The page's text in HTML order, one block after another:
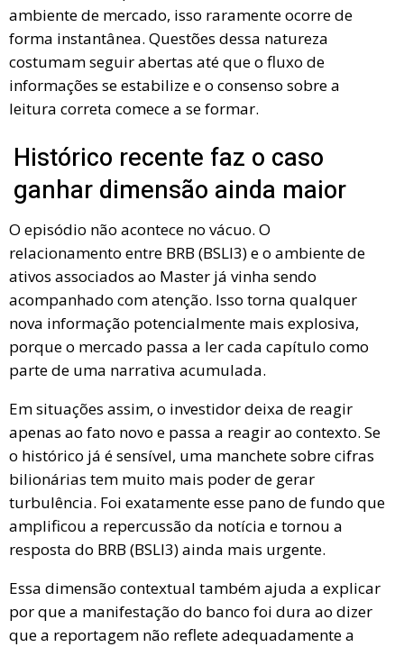
ambiente de mercado, isso raramente ocorre de
forma instantânea. Questões dessa natureza
costumam seguir abertas até que o fluxo de
informações se estabilize e o consenso sobre a
leitura correta comece a se formar.
Histórico recente faz o caso
ganhar dimensão ainda maior
O episódio não acontece no vácuo. O
relacionamento entre BRB (BSLI3) e o ambiente de
ativos associados ao Master já vinha sendo
acompanhado com atenção. Isso torna qualquer
nova informação potencialmente mais explosiva,
porque o mercado passa a ler cada capítulo como
parte de uma narrativa acumulada.
Em situações assim, o investidor deixa de reagir
apenas ao fato novo e passa a reagir ao contexto. Se
o histórico já é sensível, uma manchete sobre cifras
bilionárias tem muito mais poder de gerar
turbulência. Foi exatamente esse pano de fundo que
amplificou a repercussão da notícia e tornou a
resposta do BRB (BSLI3) ainda mais urgente.
Essa dimensão contextual também ajuda a explicar
por que a manifestação do banco foi dura ao dizer
que a reportagem não reflete adequadamente a